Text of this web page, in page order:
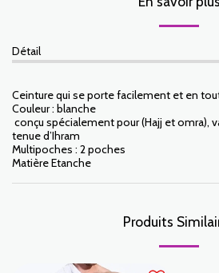
Détail
Ceinture qui se porte facilement et en
Couleur : blanche
conçu spécialement pour (Hajj et omra),
tenue d’Ihram
Multipoches : 2 poches
Matière Etanche
Produits